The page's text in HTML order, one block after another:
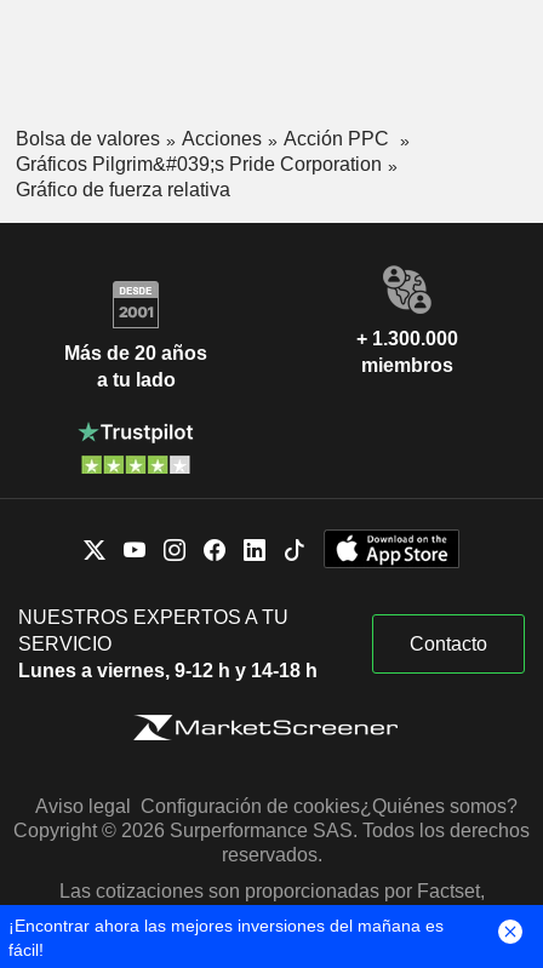
Bolsa de valores Acciones
Acción PPC
Gráficos Pilgrim&#039;s Pride Corporation
Gráfico de fuerza relativa
Más de 20 años
a tu lado
+ 1.300.000
miembros
NUESTROS EXPERTOS A TU
SERVICIO
Lunes a viernes, 9-12 h y 14-18 h
Contacto
Aviso legal Configuración de cookies¿Quiénes somos?
Copyright © 2026 Surperformance SAS. Todos los derechos
reservados.
Las cotizaciones son proporcionadas por Factset,
Morningstar y S&P Capital IQ
¡Encontrar ahora las mejores inversiones del mañana es
fácil!